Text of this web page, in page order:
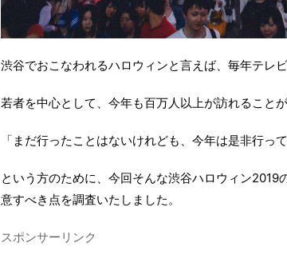
渋谷でおこなわれるハロウィンと言えば、毎年テレ
若者を中心として、今年も百万人以上が訪れることが
「まだ行ったことはないけれども、今年は是非行って
という方のために、今回そんな渋谷ハロウィン
意すべき点を調査いたしました。
スポンサーリンク